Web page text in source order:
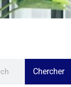
Chercher